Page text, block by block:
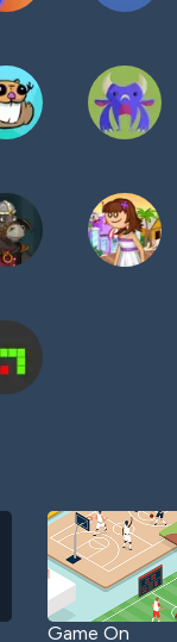
Game On